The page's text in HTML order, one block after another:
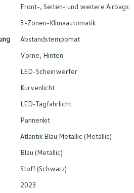
Front-, Seiten- und weitere Airbags
3-Zonen-Klimaautomatik
Abstandstempomat
Vorne, Hinten
LED-Scheinwerfer
Kurvenlicht
LED-Tagfahrlicht
Pannenkit
Atlantik Blau Metallic (Metallic)
Blau (Metallic)
Stoff (Schwarz)
2023